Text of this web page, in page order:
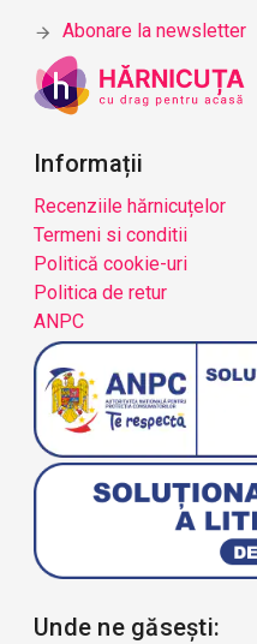
Abonare la newsletter
Informații
Recenziile hărnicuțelor
Termeni si conditii
Politică cookie-uri
Politica de retur
ANPC
Unde ne găsești: